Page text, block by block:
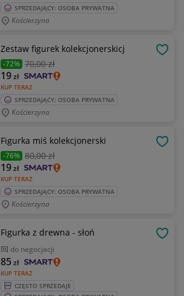
SPRZEDAJĄCY: OSOBA PRYWATNA
Kościerzyna
Zestaw figurek kolekcjonerskicj
-72% 70,00 zł
KUP TERAZ
19zł
SPRZEDAJĄCY: OSOBA PRYWATNA
Kościerzyna
Figurka miś kolekcjonerski
-76% 80,00 zł
KUP TERAZ
19zł
SPRZEDAJĄCY: OSOBA PRYWATNA
Kościerzyna
Figurka z drewna - słoń
do negocjacji
KUP TERAZ
85zł
CZĘSTO SPRZEDAJE